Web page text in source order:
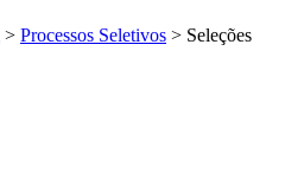
> Processos Seletivos > Seleções